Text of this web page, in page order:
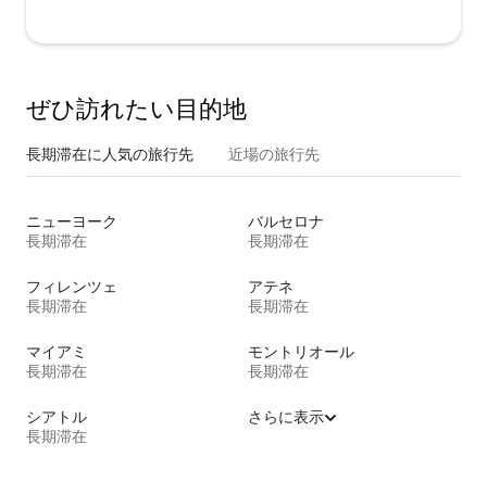
ぜひ訪⁠れ⁠た⁠い目⁠的⁠地
長期滞在に人気の旅行先 近場の旅行先
ニューヨーク
長期滞在
バルセロナ
長期滞在
フィレンツェ
長期滞在
アテネ
長期滞在
マイアミ
長期滞在
モントリオール
長期滞在
シアトル
長期滞在
さらに表示